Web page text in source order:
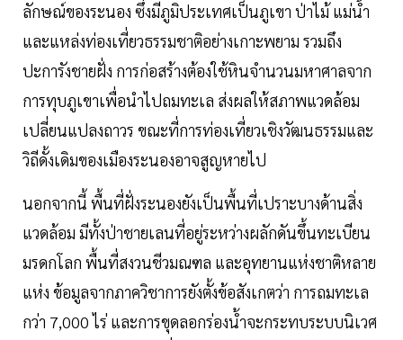
ลักษณ์ของระนอง ซึ่งมีภูมิประเทศเป็นภูเขา ป่าไม้ แม่น้ำ
และแหล่งท่องเที่ยวธรรมชาติอย่างเกาะพยาม รวมถึง
ปะการังชายฝั่ง การก่อสร้างต้องใช้หินจำนวนมหาศาลจาก
การทุบภูเขาเพื่อนำไปถมทะเล ส่งผลให้สภาพแวดล้อม
เปลี่ยนแปลงถาวร ขณะที่การท่องเที่ยวเชิงวัฒนธรรมและ
วิถีดั้งเดิมของเมืองระนองอาจสูญหายไป
นอกจากนี้ พื้นที่ฝั่งระนองยังเป็นพื้นที่เปราะบางด้านสิ่ง
แวดล้อม มีทั้งป่าชายเลนที่อยู่ระหว่างผลักดันขึ้นทะเบียน
มรดกโลก พื้นที่สงวนชีวมณฑล และอุทยานแห่งชาติหลาย
แห่ง ข้อมูลจากภาควิชาการยังตั้งข้อสังเกตว่า การถมทะเล
กว่า 7,000 ไร่ และการขุดลอกร่องน้ำจะกระทบระบบนิเวศ